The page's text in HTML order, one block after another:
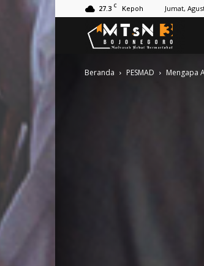
27.3 C Kepoh Jumat,
Beranda PESMAD Mengapa